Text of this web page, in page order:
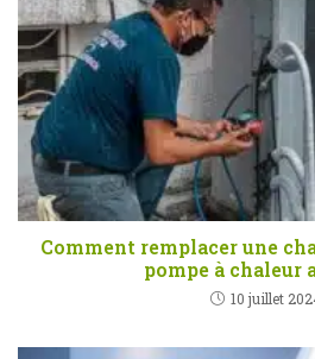
Comment remplacer une
pompe à chaleur
10 juillet